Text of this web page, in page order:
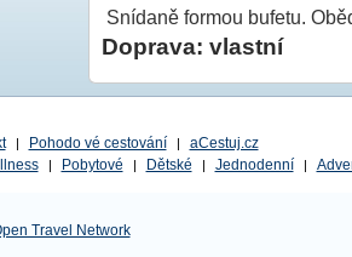
Snídaně formou bufetu.
Doprava: vlastní
| Pohodo vé cestování |
aCestuj.cz
| Pobytové | Dětské | Jednodenní |
Travel Network